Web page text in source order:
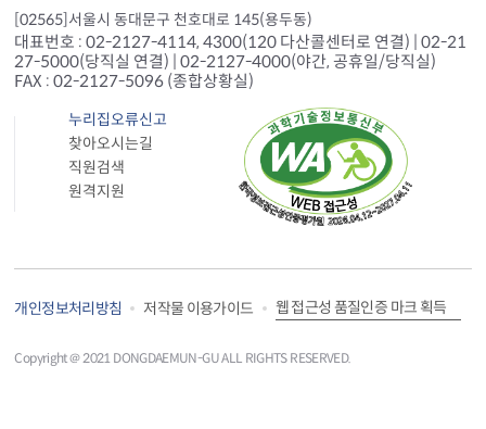
[02565]서울시 동대문구 천호대로 145(용두동)
대표번호 : 02-2127-4114, 4300(120 다산콜센터로 연결) | 02-21
27-5000(당직실 연결) | 02-2127-4000(야간, 공휴일/당직실)
FAX : 02-2127-5096 (종합상황실)
누리집오류신고
찾아오시는길
직원검색
원격지원
개인정보처리방침 저작물 이용가이드 웹 접근성 품질인증 마크 획득
Copyright＠ 2021 DONGDAEMUN-GU ALL RIGHTS RESERVED.